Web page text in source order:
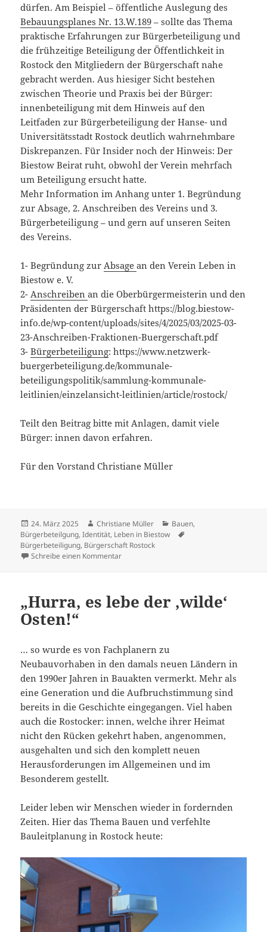
dürfen. Am Beispiel – öffentliche Auslegung des
Bebauungsplanes Nr. 13.W.189 – sollte das Thema
praktische Erfahrungen zur Bürgerbeteiligung und
die frühzeitige Beteiligung der Öffentlichkeit in
Rostock den Mitgliedern der Bürgerschaft nahe
gebracht werden. Aus hiesiger Sicht bestehen
zwischen Theorie und Praxis bei der Bürger:
innenbeteiligung mit dem Hinweis auf den
Leitfaden zur Bürgerbeteiligung der Hanse- und
Universitätsstadt Rostock deutlich wahrnehmbare
Diskrepanzen. Für Insider noch der Hinweis: Der
Biestow Beirat ruht, obwohl der Verein mehrfach
um Beteiligung ersucht hatte.
Mehr Information im Anhang unter 1. Begründung
zur Absage, 2. Anschreiben des Vereins und 3.
Bürgerbeteiligung – und gern auf unseren Seiten
des Vereins.
1- Begründung zurAbsagean den Verein Leben in
Biestow e. V.
2-Anschreibenan die Oberbürgermeisterin und den
Präsidenten der Bürgerschaft https://blog.biestow-
info.de/wp-content/uploads/sites/4/2025/03/2025-03-
23-Anschreiben-Fraktionen-Buergerschaft.pdf
3-Bürgerbeteiligung: https://www.netzwerk-
buergerbeteiligung.de/kommunale-
beteiligungspolitik/sammlung-kommunale-
leitlinien/einzelansicht-leitlinien/article/rostock/
Teilt den Beitrag bitte mit Anlagen, damit viele
Bürger: innen davon erfahren.
Für den Vorstand Christiane Müller
Veröffentlicht
am
24. März 2025 Autor
Christiane Müller Kategorien
Bauen,
Bürgerbeteilgung,Identität, Leben in Biestow
Bürgerbeteiligung, Bürgerschaft Rostock
Schreibe einen Kommentarzu Absage an den Verein Lib e. V.
„Hurra, es lebe der ‚wilde‘
Osten!“
… so wurde es von Fachplanern zu
Neubauvorhaben in den damals neuen Ländern in
den 1990er Jahren in Bauakten vermerkt. Mehr als
eine Generation und die Aufbruchstimmung sind
bereits in die Geschichte eingegangen. Viel haben
auch die Rostocker: innen, welche ihrer Heimat
nicht den Rücken gekehrt haben, angenommen,
ausgehalten und sich den komplett neuen
Herausforderungen im Allgemeinen und im
Besonderem gestellt.
Leider leben wir Menschen wieder in fordernden
Zeiten. Hier das Thema Bauen und verfehlte
Bauleitplanung in Rostock heute: